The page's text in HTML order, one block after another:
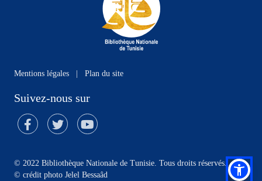
Mentions légales Plan du site
Suivez-nous sur
© 2022 Bibliothèque Nationale de Tunisie. Tous droits réservés.
© crédit photo Jelel Bessaâd